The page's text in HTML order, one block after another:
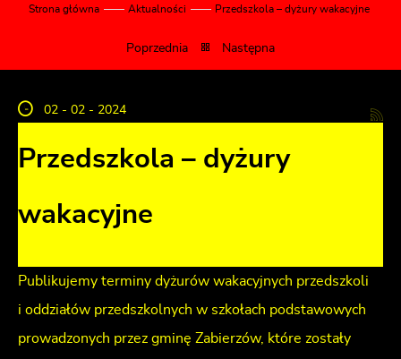
Strona główna Aktualności Przedszkola – dyżury wakacyjne
Poprzednia Następna
02 - 02 - 2024
Przedszkola – dyżury
wakacyjne
Publikujemy terminy dyżurów wakacyjnych przedszkoli
i oddziałów przedszkolnych w szkołach podstawowych
prowadzonych przez gminę Zabierzów, które zostały